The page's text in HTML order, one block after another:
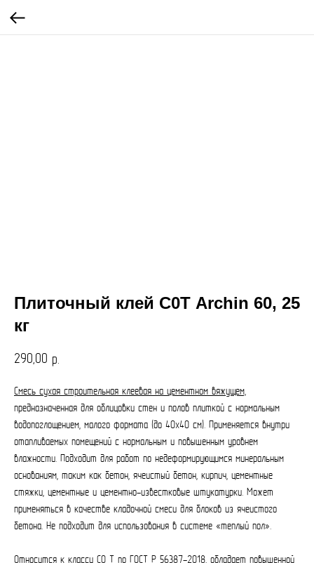
Плиточный клей С0Т Archin 60, 25
кг
290,00 р.
Смесь сухая строительная клеевая на цементном вяжущем,
предназначенная для облицовки стен и полов плиткой с нормальным
водопоглощением, малого формата (до 40х40 см). Применяется внутри
отапливаемых помещений с нормальным и повышенным уровнем
влажности. Подходит для работ по недеформирующимся минеральным
основаниям, таким как бетон, ячеистый бетон, кирпич, цементные
стяжки, цементные и цементно-известковые штукатурки. Может
применяться в качестве кладочной смеси для блоков из ячеистого
бетона. Не подходит для использования в системе «теплый пол».
Относится к классу С0 T по ГОСТ Р 56387-2018, обладает повышенной